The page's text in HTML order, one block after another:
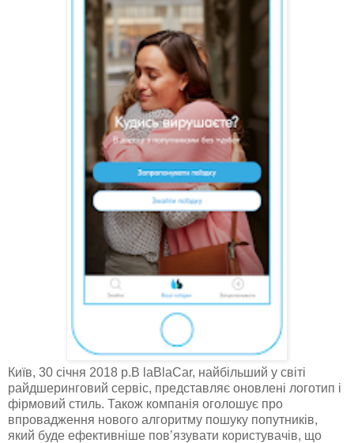
Київ, 30 січня 2018 р.B laBlaCar, найбільший у світі
райдшеринговий сервіс, представляє оновлені логотип і
фірмовий стиль. Також компанія оголошує про
впровадження нового алгоритму пошуку попутників,
який буде ефективніше пов’язувати користувачів, що